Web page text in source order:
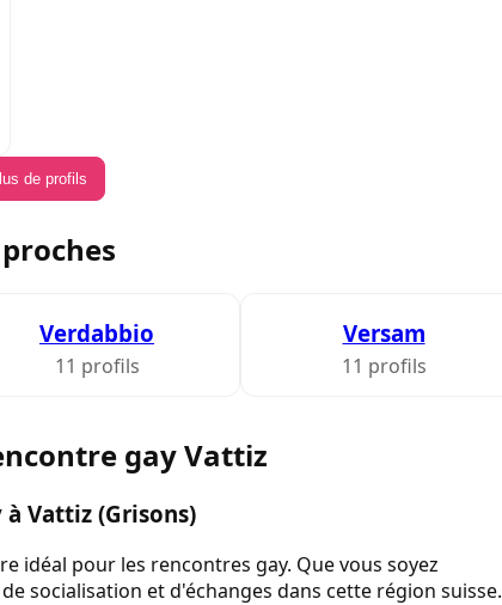
de profils
Verdabbio
11 profils
Versam
11 profils
gay Vattiz
Vattiz (Grisons)
idéal pour les rencontres gay. Que vous soyez
socialisation et d'échanges dans cette région suisse.